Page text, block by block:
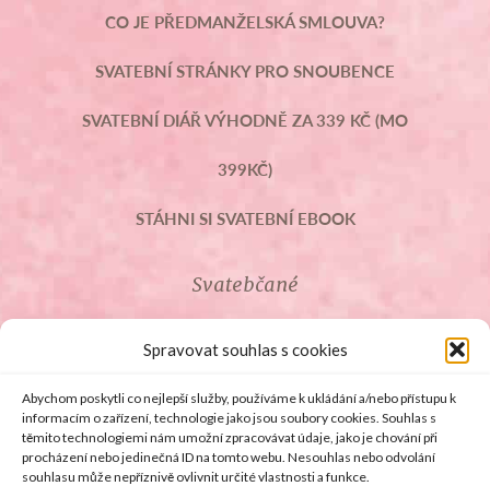
Spravovat souhlas s cookies
Abychom poskytli co nejlepší služby, používáme k ukládání a/nebo přístupu k
informacím o zařízení, technologie jako jsou soubory cookies. Souhlas s
těmito technologiemi nám umožní zpracovávat údaje, jako je chování při
procházení nebo jedinečná ID na tomto webu. Nesouhlas nebo odvolání
souhlasu může nepříznivě ovlivnit určité vlastnosti a funkce.
CO JE PŘEDMANŽELSKÁ SMLOUVA?
SVATEBNÍ STRÁNKY PRO SNOUBENCE
SVATEBNÍ DIÁŘ VÝHODNĚ ZA 339 KČ (MO
399KČ)
STÁHNI SI SVATEBNÍ EBOOK
Svatebčané
ROZCESTNÍK PRO SVATEBČANY
SVATEBNÍ PROSLOVY
SVATEBNÍ DARY